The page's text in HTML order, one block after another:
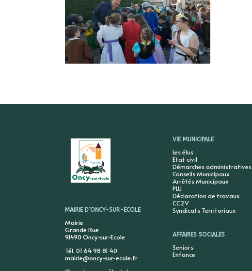
MAIRIE D’ONCY-SUR-ECOLE
Mairie
Grande Rue
91490 Oncy-sur-Ecole
Tél. 01 64 98 81 40
mairie@oncy-sur-ecole.fr
VIE MUNICIPALE
Les élus
Etat civil
Démarches administratives
Conseils Municipaux
Arrêtés Municipaux
PLU
Déclaration de travaux
CC2V
Syndicats Territoriaux
AFFAIRES SOCIALES
Seniors
Enfance